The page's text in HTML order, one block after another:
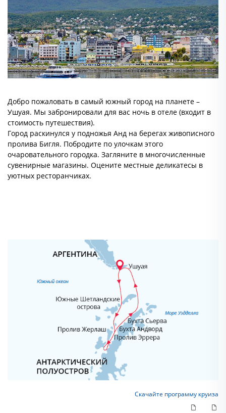
Добро пожаловать в самый южный город на планете –
Ушуая. Мы забронировали для вас ночь в отеле (входит в
стоимость путешествия).
Город раскинулся у подножья Анд на берегах живописного
пролива Бигля. Побродите по улочкам этого
очаровательного городка. Загляните в многочисленные
сувенирные магазины. Оцените местные деликатесы в
уютных ресторанчиках.
Скачайте программу круиза